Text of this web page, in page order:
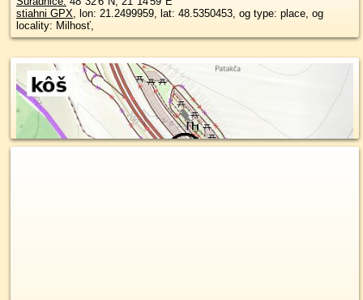
stiahni GPX, lon: 21.2499959, lat: 48.5350453, og type: place, og
locality: Milhosť,